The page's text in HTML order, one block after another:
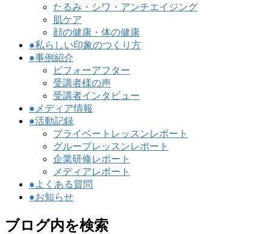
たるみ・シワ・アンチエイジング
肌ケア
顔の健康・体の健康
●私らしい印象のつくり方
●事例紹介
ビフォーアフター
受講者様の声
受講者インタビュー
●メディア情報
●活動記録
プライベートレッスンレポート
グループレッスンレポート
企業研修レポート
メディアレポート
●よくある質問
●お知らせ
ブログ内を検索